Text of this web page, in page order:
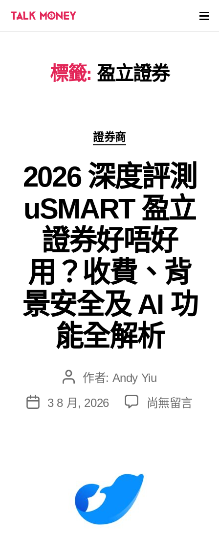
虛擬貨幣
標籤: 盈立證券
分
類
證券商
2026 深度評測
uSMART 盈立
證券好唔好
用？收費、背
景安全及 AI 功
能全解析
文
章
作者: Andy Yiu
文
3 8 月, 2026
在
尚無留言